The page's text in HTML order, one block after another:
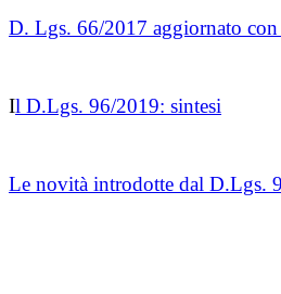
D. Lgs. 66/2017 aggiornato
Il D.Lgs. 96/2019: sintesi
Le novità introdotte dal D.Lgs.